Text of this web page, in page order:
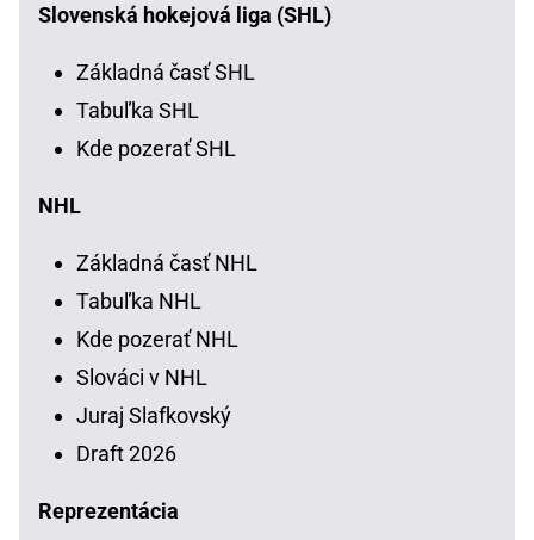
Slovenská hokejová liga (SHL)
Základná časť SHL
Tabuľka SHL
Kde pozerať SHL
NHL
Základná časť NHL
Tabuľka NHL
Kde pozerať NHL
Slováci v NHL
Juraj Slafkovský
Draft 2026
Reprezentácia